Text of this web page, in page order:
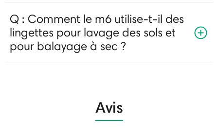
Q : Comment le m6 utilise-t-il des
lingettes pour lavage des sols et
pour balayage à sec ?
Avis